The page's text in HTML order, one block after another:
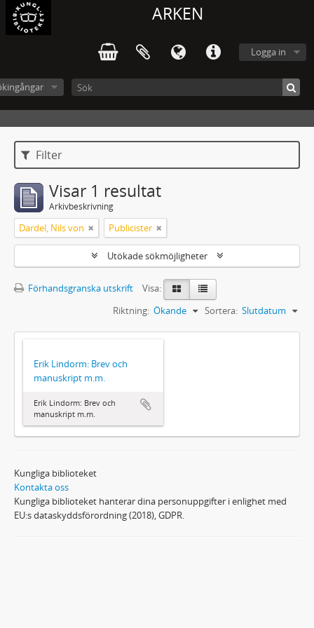
ARKEN
Logga in
Filter
Visar 1 resultat
Arkivbeskrivning
Dardel, Nils von Publicister
Utökade sökmöjligheter
Förhandsgranska utskrift
Visa:
Sortera: Slutdatum
Riktning: Ökande
Erik Lindorm: Brev och
manuskript m.m.
Erik Lindorm: Brev och
manuskript m.m.
Kungliga biblioteket
Kontakta oss
Kungliga biblioteket hanterar dina personuppgifter i enlighet med
EU:s dataskyddsförordning (2018), GDPR.